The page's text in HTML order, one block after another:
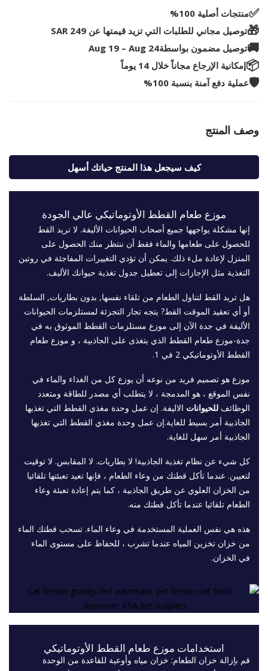
✅️منتجات أصلية 100%
🎁توصيل مجاني للطلبات التي تزيد قيمتها عن 249 SAR
🚚توصيل مضمون بواسطةAug 19 – Aug 24
📦إمكانية الإرجاع مجاناً خلال 14 يوماً
🛡️عملية دفع آمنة بنسبة 100%
وصف المنتج
كيف سيجعل هذا المنتج حياتك أسهل
موزع طعام القطط الأوتوماتيكي عالي الجودة
إنها مشكلة يواجهها جميع أصحاب الحيوانات الأليفة. لا تريد القط
للحصول على طعامها والماء فقط أن ننتظر منك الحصول على
المنزل لإعادة ملء ذلك. يمكن أن تؤدي التغييرات المفاجئة في روتين
التغذية مثل الإجازات إلى تعطيل جدول تغذية حيوانك الأليف.
هل تريد القط لتناول الطعام من تلقاء نفسها, بدون بطاريات, السلطة
أو أي تعقيد الموقت القط? يتجه تجار التجزئة لمستلزمات الحيوانات
الأليفة في جدة الآن إلى موزع مستلزمات القطط الموثوق به في
جدة-موزع طعام القطط الذي يتغذى على الجاذبية ، و موزع طعام
القطط الأوتوماتيكي 2 في 1.
موزع هو تصميم فريد من نوعه أن يوزع كل من الغذاء والماء في
نفس الموقع ، هو المدمجة ، لا يتطلب أي مصدر للطاقة ومتعدد
الوظائف للحيوانات الاليفة. إن عمل وحدة مغذي القطط التي تغذيها
الجاذبية أمر بسيط للغاية.إن عمل وحدة مغذي القطط التي تغذيها
الجاذبية أمر سهل للغاية.
كل شيء عن نظام تغذية الجاذبية! لا بطاريات. لا المقابس. لا توقيت
لتعيين. عندما تأكل قطتك من وعاء الطعام ، فإنها تعيد تعبئتها تلقائيا
من الخزان العلوي عن طريق الجاذبية ، كما يتم إعادة تعبئة وعاء
الطعام تلقائيا عندما تأكل قطتك منه.
هذه هي نفس العملية المستخدمة في وعاء الماء. تسحب قطتك الماء
من خزان تخزين المياه عندما تشرب ، للحفاظ على مستوى الماء
في الخزان.
استخدامات موزع طعام القطط الأوتوماتيكي
قم بإزالة خزان الطعام: خزان مياه وأوعية للقاعدة من الوحدة